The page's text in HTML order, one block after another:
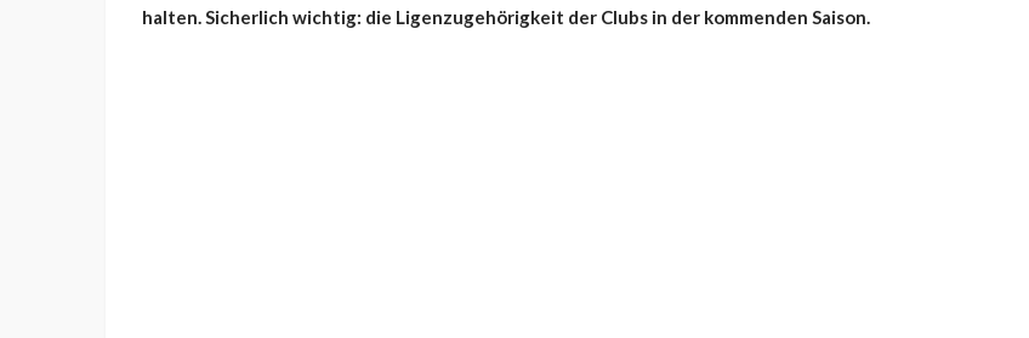
halten. Sicherlich wichtig: die Ligenzugehörigkeit der Clubs in der kommenden Saison.